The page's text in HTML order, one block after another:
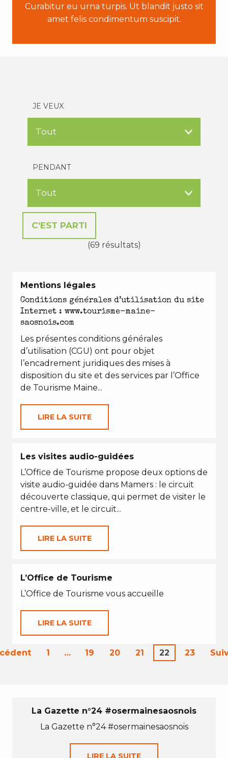
Curabitur eu urna turpis. Ut blandit justo sit
amet felis condimentum suscipit.
JE VEUX
PENDANT
(69 résultats)
Mentions légales
Conditions générales d’utilisation du site
Internet : www.tourisme-maine-
saosnois.com
Les présentes conditions générales
d’utilisation (CGU) ont pour objet
l’encadrement juridiques des mises à
disposition du site et des services par l’Office
de Tourisme Maine...
LIRE LA SUITE
Les visites audio-guidées
L’Office de Tourisme propose deux options de
visite audio-guidée dans Mamers : le circuit
découverte classique, qui permet de visiter le
centre-ville, et le circuit...
LIRE LA SUITE
L’Office de Tourisme
L’Office de Tourisme vous accueille
LIRE LA SUITE
1 … 19 20 21 22 23
La Gazette n°24 #osermainesaosnois
La Gazette n°24 #osermainesaosnois
LIRE LA SUITE